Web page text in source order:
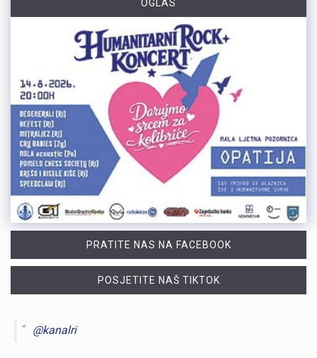
OGLAS
PRATITE NAS NA FACEBOOK
POSJETITE NAŠ TIKTOK
@kanalri